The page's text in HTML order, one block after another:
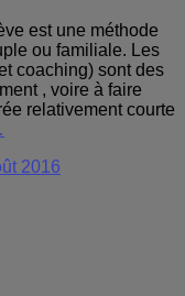
est une méthode
ou familiale. Les
coaching) sont des
, voire à faire
relativement courte
2016